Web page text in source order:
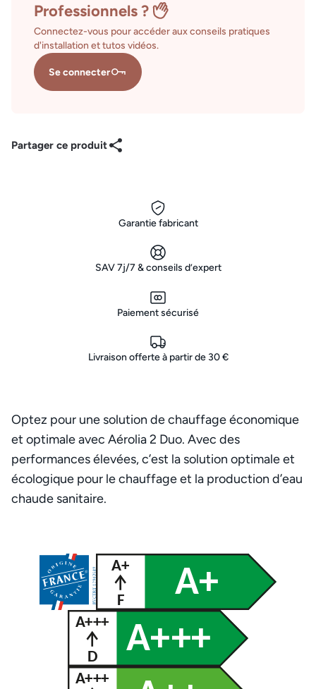
Professionnels ?
Connectez-vous pour accéder aux conseils pratiques
d'installation et tutos vidéos.
Se connecter
Partager ce produit
Garantie fabricant
SAV 7j/7 & conseils d’expert
Paiement sécurisé
Livraison offerte à partir de 30 €
Optez pour une solution de chauffage économique
et optimale avec Aérolia 2 Duo. Avec des
performances élevées, c’est la solution optimale et
écologique pour le chauffage et la production d’eau
chaude sanitaire.